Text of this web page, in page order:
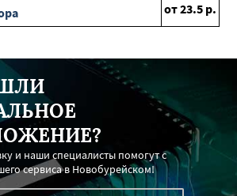
от23.5 р.
и наши специалисты помогут с
сервиса в Новобурейском!